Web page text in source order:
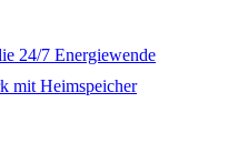
24/7 Energiewende
mit Heimspeicher